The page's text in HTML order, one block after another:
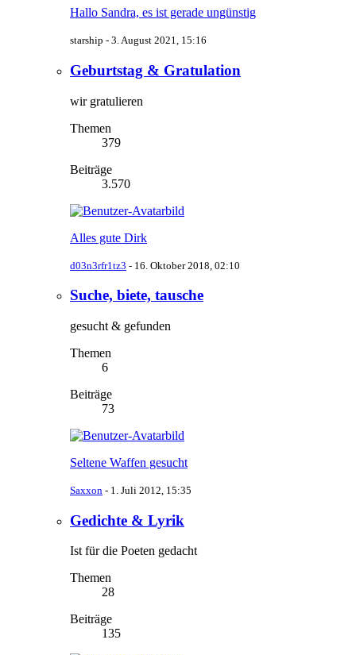
Hallo Sandra, es ist gerade ungünstig
starship - 3. August 2021, 15:16
Geburtstag & Gratulation
wir gratulieren
Themen
379
Beiträge
3.570
Alles gute Dirk
d03n3rfr1tz3 - 16. Oktober 2018, 02:10
Suche, biete, tausche
gesucht & gefunden
Themen
6
Beiträge
73
Seltene Waffen gesucht
Saxxon - 1. Juli 2012, 15:35
Gedichte & Lyrik
Ist für die Poeten gedacht
Themen
28
Beiträge
135